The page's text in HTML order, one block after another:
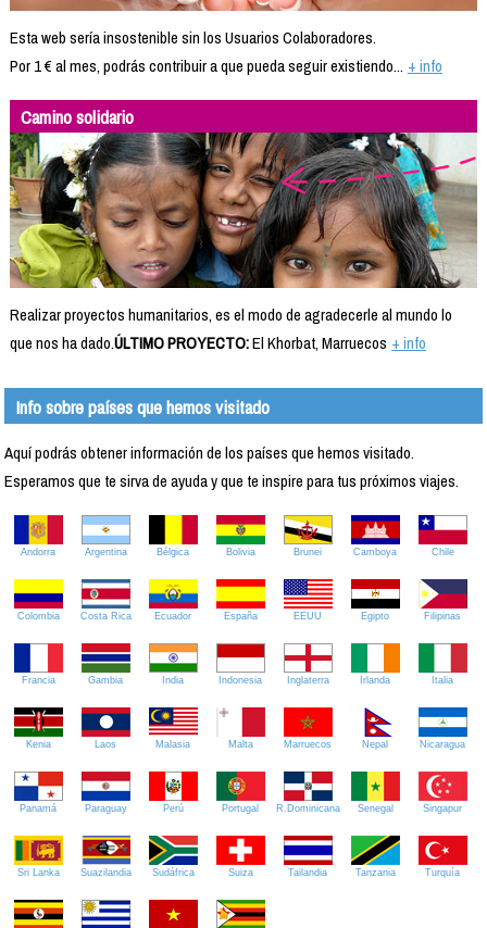
Esta web sería insostenible sin los Usuarios Colaboradores.
Por 1 € al mes, podrás contribuir a que pueda seguir existiendo... + info
Camino solidario
Realizar proyectos humanitarios, es el modo de agradecerle al mundo lo
que nos ha dado.ÚLTIMO PROYECTO:El Khorbat, Marruecos + info
Info sobre países que hemos visitado
Aquí podrás obtener información de los países que hemos visitado.
Esperamos que te sirva de ayuda y que te inspire para tus próximos viajes.
Andorra Argentina Bélgica Bolivia Brunei Camboya Chile
Colombia Costa Rica Ecuador España EEUU Egipto Filipinas
Francia Gambia India Indonesia Inglaterra Irlanda Italia
Kenia Laos Malasia Malta Marruecos Nepal Nicaragua
Panamá Paraguay Perú Portugal R.Dominicana Senegal Singapur
Sri Lanka Suazilandia Sudáfrica Suiza Tailandia Tanzania Turquía